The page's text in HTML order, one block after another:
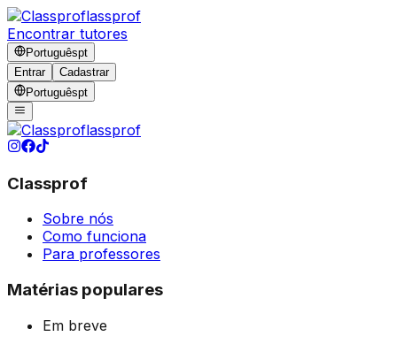
lassprof
Encontrar tutores
Portuguêspt
Entrar
Cadastrar
Portuguêspt
lassprof
Classprof
Sobre nós
Como funciona
Para professores
Matérias populares
Em breve